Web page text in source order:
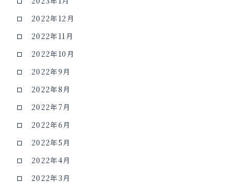
2022年12月
2022年11月
2022年10月
2022年9月
2022年8月
2022年7月
2022年6月
2022年5月
2022年4月
2022年3月